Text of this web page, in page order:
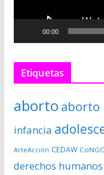
c
r
v
í
e
o
00:00
Etiquetas
aborto aborto
infancia
ArteAcción CEDAW
derechos humanos